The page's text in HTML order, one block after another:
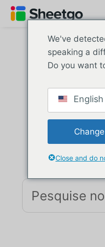
Seu recurso de
assuntos
We've
speaking a
Do you want
English
Close and do